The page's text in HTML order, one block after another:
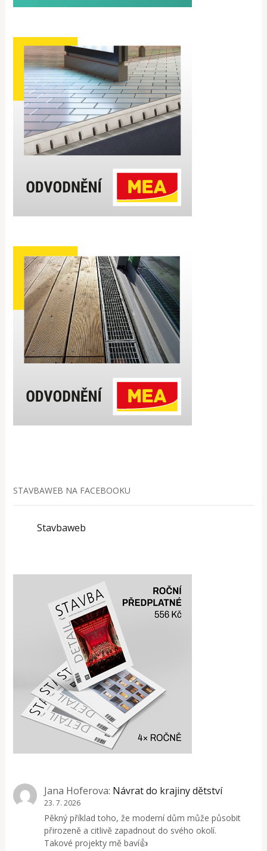
STAVBAWEB NA FACEBOOKU
Stavbaweb
Jana Hoferova: Návrat do krajiny dětství
23. 7. 2026
Pěkný příklad toho, že moderní dům může působit
přirozeně a citlivě zapadnout do svého okolí.
Takové projekty mě baví👍